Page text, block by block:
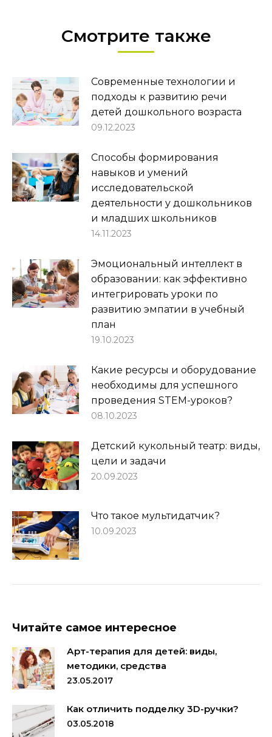
Смотрите также
Современные технологии и
подходы к развитию речи
детей дошкольного возраста
09.12.2023
Способы формирования
навыков и умений
исследовательской
деятельности у дошкольников
и младших школьников
14.11.2023
Эмоциональный интеллект в
образовании: как эффективно
интегрировать уроки по
развитию эмпатии в учебный
план
19.10.2023
Какие ресурсы и оборудование
необходимы для успешного
проведения STEM-уроков?
08.10.2023
Детский кукольный театр: виды,
цели и задачи
20.09.2023
Что такое мультидатчик?
10.09.2023
Читайте самое интересное
Арт-терапия для детей: виды,
методики, средства
23.05.2017
Как отличить подделку 3D-ручки?
03.05.2018